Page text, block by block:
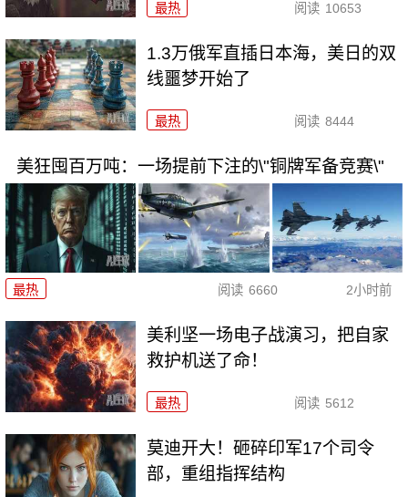
最热 阅读 10653
1.3万俄军直插日本海，美日的双
线噩梦开始了
最热 阅读 8444
美狂囤百万吨：一场提前下注的\"铜牌军备竞赛\"
最热 阅读 6660 2小时前
美利坚一场电子战演习，把自家
救护机送了命！
最热 阅读 5612
莫迪开大！砸碎印军17个司令
部，重组指挥结构